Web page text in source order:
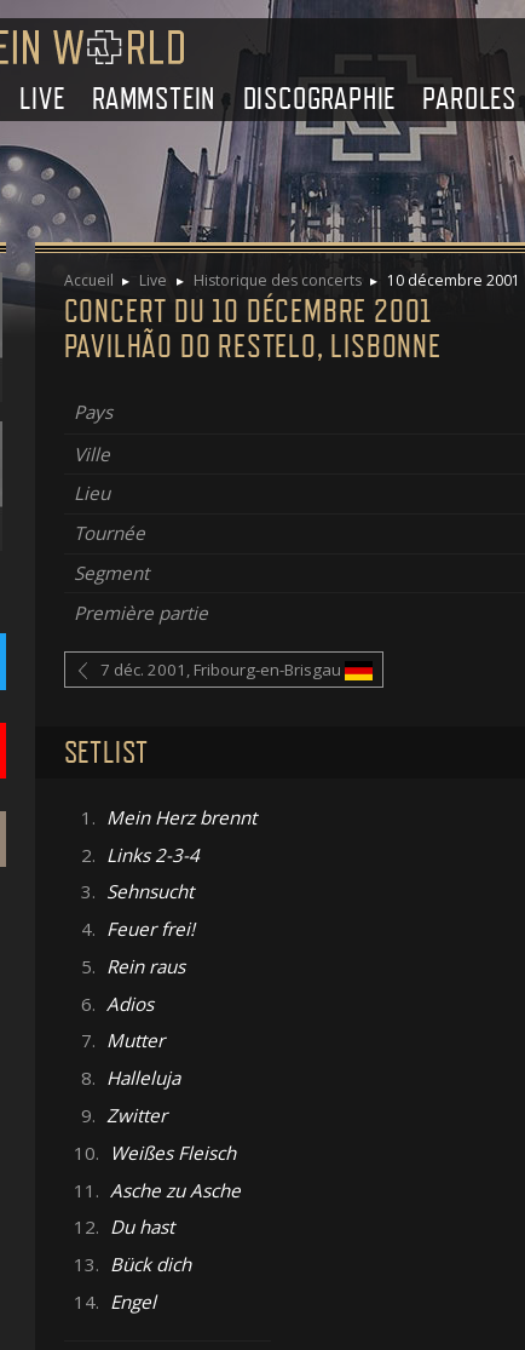
LIVE RAMMSTEIN DISCOGRAPHIE PAROLES
Accueil Live Historique des concerts 10 décembre 2001
CONCERT DU 10 DÉCEMBRE 2001
PAVILHÃO DO RESTELO, LISBONNE
Pays
Ville
Lieu
Tournée
Segment
Première partie
7 déc. 2001, Fribourg-en-Brisgau
SETLIST
1. Mein Herz brennt
2. Links 2-3-4
3. Sehnsucht
4. Feuer frei!
5. Rein raus
6. Adios
7. Mutter
8. Halleluja
9. Zwitter
10.
Weißes Fleisch
11. Asche zu Asche
12. Du hast
13. Bück dich
14. Engel